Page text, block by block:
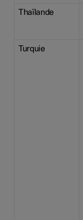
Thaïlande
Turquie